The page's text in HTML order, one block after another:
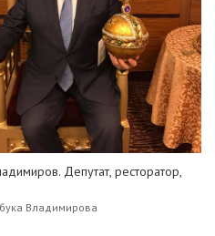
Депутат, ресторатор,
Владимирова